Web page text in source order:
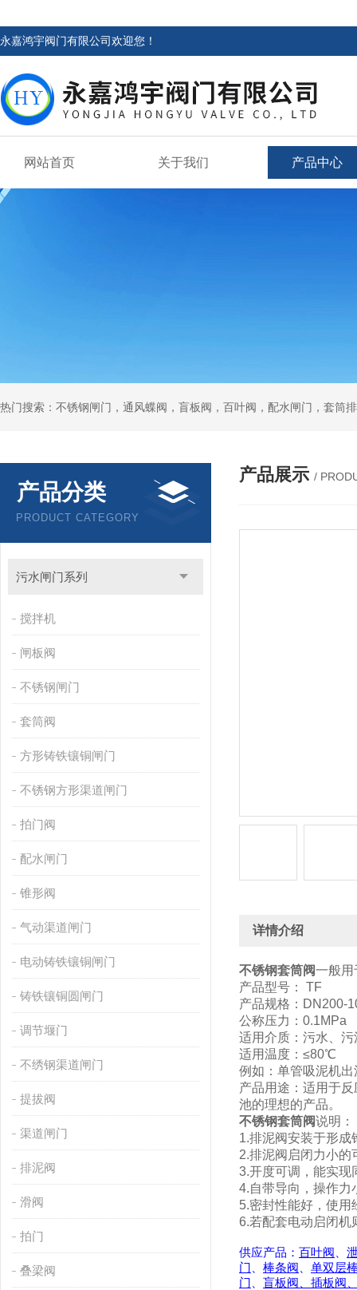
永嘉鸿宇阀门有限公司欢迎您！
网站首页 关于我们 产品中心
热门搜索：不锈钢闸门，通风蝶阀，盲板阀，百叶阀，配水闸门，套筒
产品分类
PRODUCT CATEGORY
污水闸门系列
搅拌机
闸板阀
不锈钢闸门
套筒阀
方形铸铁镶铜闸门
不锈钢方形渠道闸门
拍门阀
配水闸门
锥形阀
气动渠道闸门
电动铸铁镶铜闸门
铸铁镶铜圆闸门
调节堰门
不绣钢渠道闸门
提拔阀
渠道闸门
排泥阀
滑阀
拍门
叠梁阀
产品展示 /
详情介绍
不锈钢套筒阀一般用
产品型号：
TF
产品规格： DN200-
公称压力： 0.1MPa
适用介质：污水、污
适用温度： ≤80℃
例如：单管吸泥机
产品用途：适用于
池的理想的产品。
不锈钢套筒阀说明：
1.排泥阀安装于形成
2.排泥阀启闭力小
3.开度可调，能实现
4.自带导向，操作力
5.密封性能好，使用
6.若配套电动启闭机
供应产品： 百叶阀
门
棒条阀
单双层
门
盲板阀、插板阀